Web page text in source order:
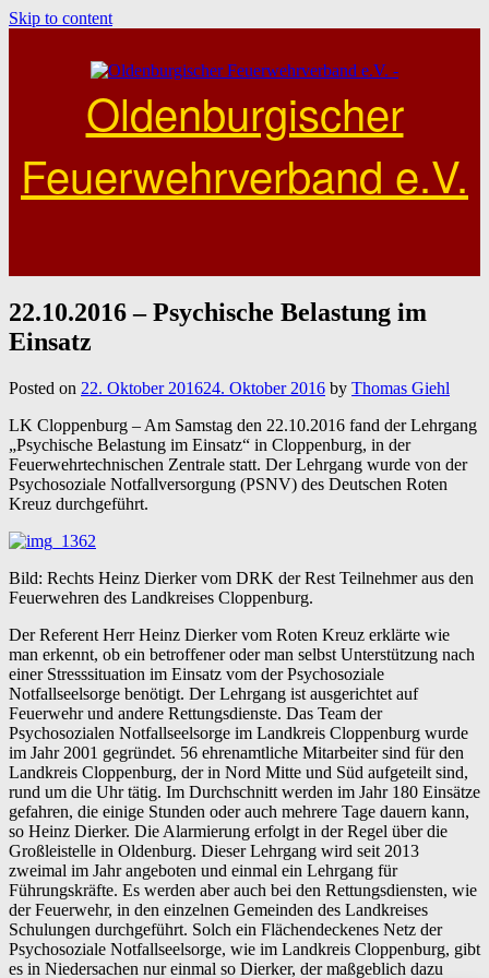
Skip to content
Oldenburgischer
Feuerwehrverband e.V.
22.10.2016 – Psychische Belastung im
Einsatz
Posted on 22. Oktober 201624. Oktober 2016 by Thomas Giehl
LK Cloppenburg – Am Samstag den 22.10.2016 fand der Lehrgang
„Psychische Belastung im Einsatz“ in Cloppenburg, in der
Feuerwehrtechnischen Zentrale statt. Der Lehrgang wurde von der
Psychosoziale Notfallversorgung (PSNV) des Deutschen Roten
Kreuz durchgeführt.
Bild: Rechts Heinz Dierker vom DRK der Rest Teilnehmer aus den
Feuerwehren des Landkreises Cloppenburg.
Der Referent Herr Heinz Dierker vom Roten Kreuz erklärte wie
man erkennt, ob ein betroffener oder man selbst Unterstützung nach
einer Stresssituation im Einsatz vom der Psychosoziale
Notfallseelsorge benötigt. Der Lehrgang ist ausgerichtet auf
Feuerwehr und andere Rettungsdienste. Das Team der
Psychosozialen Notfallseelsorge im Landkreis Cloppenburg wurde
im Jahr 2001 gegründet. 56 ehrenamtliche Mitarbeiter sind für den
Landkreis Cloppenburg, der in Nord Mitte und Süd aufgeteilt sind,
rund um die Uhr tätig. Im Durchschnitt werden im Jahr 180 Einsätze
gefahren, die einige Stunden oder auch mehrere Tage dauern kann,
so Heinz Dierker. Die Alarmierung erfolgt in der Regel über die
Großleistelle in Oldenburg. Dieser Lehrgang wird seit 2013
zweimal im Jahr angeboten und einmal ein Lehrgang für
Führungskräfte. Es werden aber auch bei den Rettungsdiensten, wie
der Feuerwehr, in den einzelnen Gemeinden des Landkreises
Schulungen durchgeführt. Solch ein Flächendeckenes Netz der
Psychosoziale Notfallseelsorge, wie im Landkreis Cloppenburg, gibt
es in Niedersachen nur einmal so Dierker, der maßgeblich dazu